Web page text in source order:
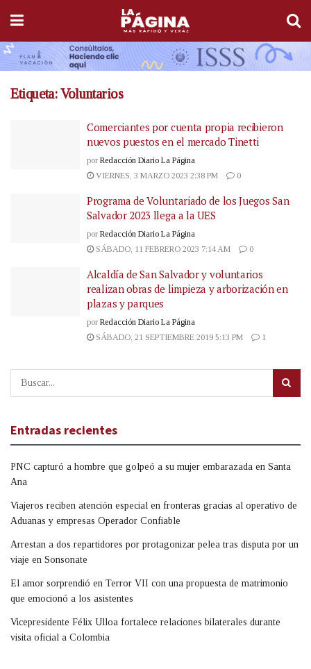
Etiqueta:Voluntarios
Comerciantes por cuenta propia recibieron
nuevos puestos en el mercado Tinetti
por Redacción Diario La Página
VIERNES, 3 MARZO 2023 2:38 PM
0
Programa de Voluntariado de los Juegos San
Salvador 2023 llega a la UES
por Redacción Diario La Página
SÁBADO, 11 FEBRERO 2023 7:14 AM
0
Alcaldía de San Salvador y voluntarios
realizan obras de limpieza y arborización en
plazas y parques
por Redacción Diario La Página
SÁBADO, 21 SEPTIEMBRE 2019 5:13 PM
1
Entradas recientes
PNC capturó a hombre que golpeó a su mujer embarazada en Santa
Ana
Viajeros reciben atención especial en fronteras gracias al operativo de
Aduanas y empresas Operador Confiable
Arrestan a dos repartidores por protagonizar pelea tras disputa por un
viaje en Sonsonate
El amor sorprendió en Terror VII con una propuesta de matrimonio
que emocionó a los asistentes
Vicepresidente Félix Ulloa fortalece relaciones bilaterales durante
visita oficial a Colombia